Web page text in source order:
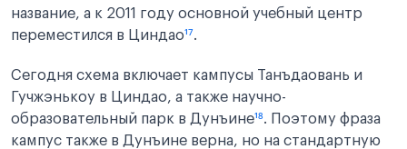
название, а к 2011 году основной учебный центр
переместился в Циндао¹⁷.
Сегодня схема включает кампусы Танъдаовань и
Гучжэнькоу в Циндао, а также научно-
образовательный парк в Дунъине¹⁸. Поэтому фраза
кампус также в Дунъине верна, но на стандартную